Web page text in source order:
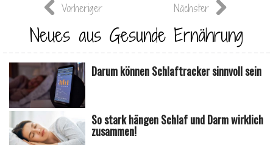
Vorheriger Nächster
Neues aus Gesunde Ernährung
Darum können Schlaftracker sinnvoll sein
So stark hängen Schlaf und Darm wirklich
zusammen!